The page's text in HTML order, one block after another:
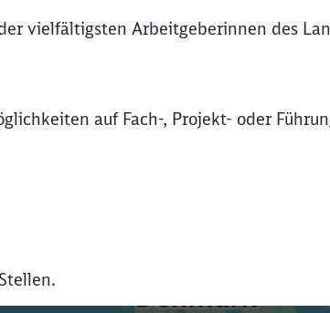
vielfältigsten Arbeitgeberinnen des
auf Fach-, Projekt- oder